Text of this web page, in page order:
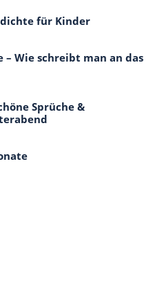
für Kinder
– Wie schreibt man an das
Sprüche &